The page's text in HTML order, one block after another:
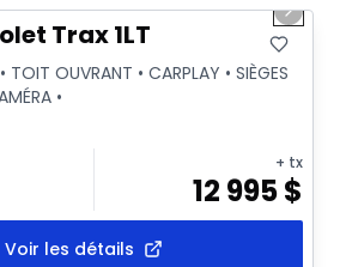
Next
Trax 1LT
TOIT OUVRANT • CARPLAY • SIÈGES
•
+ tx
12 995$
Voir les détails